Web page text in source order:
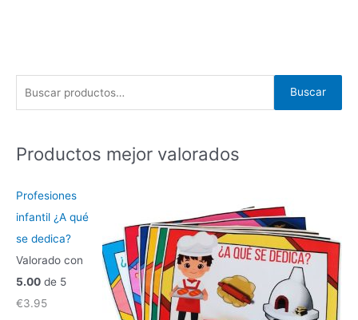
c
r
p
o
r
:
Buscar
Productos mejor valorados
Profesiones
infantil ¿A qué
se dedica?
Valorado con
5.00 de 5
€3.95